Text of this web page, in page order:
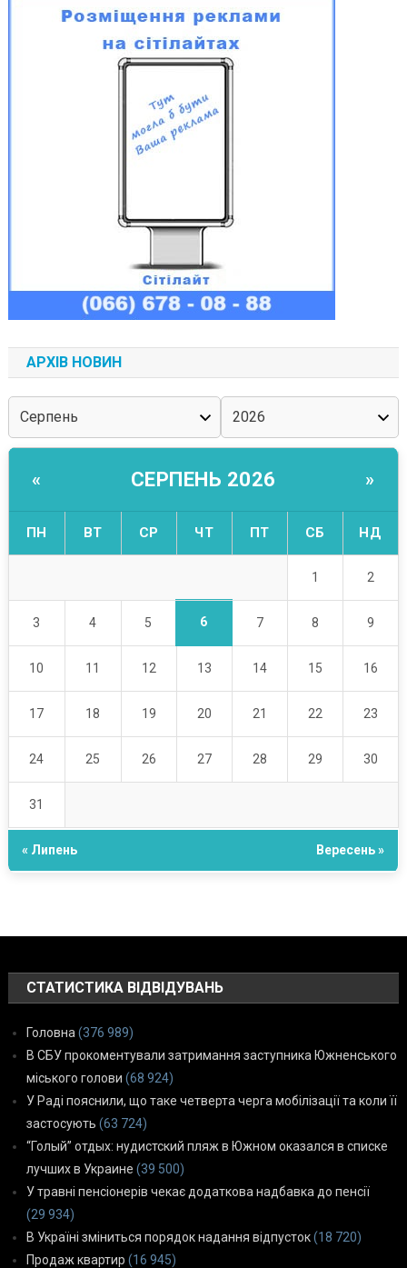
АРХІВ НОВИН
« СЕРПЕНЬ 2026 »
ПН ВТ СР ЧТ ПТ СБ НД
1 2
3 4 5 6 7 8 9
10 11 12 13 14 15 16
17 18 19 20 21 22 23
24 25 26 27 28 29 30
31
« Липень Вересень »
СТАТИСТИКА ВІДВІДУВАНЬ
Головна (376 989)
В СБУ прокоментували затримання заступника Южненського
міського голови (68 924)
У Раді пояснили, що таке четверта черга мобілізації та коли її
застосують (63 724)
“Голый” отдых: нудистский пляж в Южном оказался в списке
лучших в Украине (39 500)
У травні пенсіонерів чекає додаткова надбавка до пенсії
(29 934)
В Україні зміниться порядок надання відпусток(18 720)
Продаж квартир (16 945)